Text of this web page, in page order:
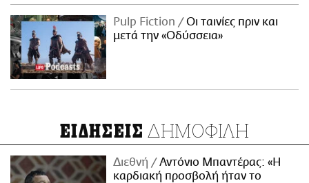
Pulp Fiction
Οι ταινίες πριν και
μετά την «Οδύσσεια»
ΕΙΔΗΣΕΙΣ ΔΗΜΟΦΙΛΗ
Διεθνή
Αντόνιο Μπαντέρας: «Η
καρδιακή προσβολή ήταν το